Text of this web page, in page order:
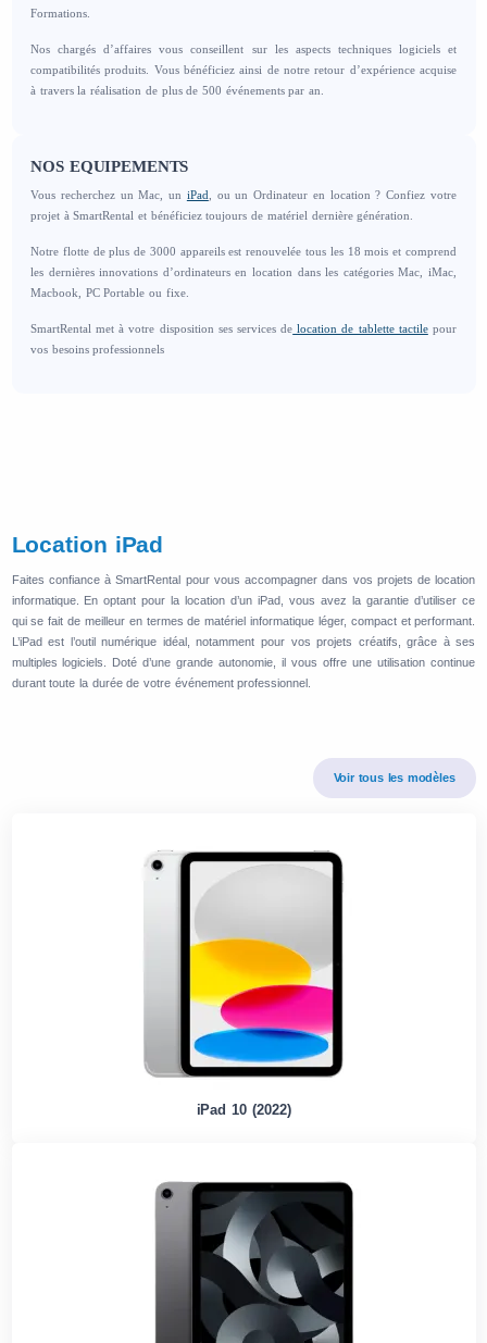
Formations.
Nos chargés d’affaires vous conseillent sur les aspects techniques logiciels et
compatibilités produits. Vous bénéficiez ainsi de notre retour d’expérience acquise
à travers la réalisation de plus de 500 événements par an.
NOS EQUIPEMENTS
Vous recherchez un Mac, un iPad , ou un Ordinateur en location ? Confiez votre
projet à SmartRental et bénéficiez toujours de matériel dernière génération.
Notre flotte de plus de 3000 appareils est renouvelée tous les 18 mois et comprend
les dernières innovations d’ordinateurs en location dans les catégories Mac, iMac,
Macbook, PC Portable ou fixe.
SmartRental met à votre disposition ses services de location de tablette tactilepour
vos besoins professionnels
Location iPad
Faites confiance à SmartRental pour vous accompagner dans vos projets de location
informatique. En optant pour la location d’un iPad, vous avez la garantie d’utiliser ce
qui se fait de meilleur en termes de matériel informatique léger, compact et performant.
L’iPad est l’outil numérique idéal, notamment pour vos projets créatifs, grâce à ses
multiples logiciels. Doté d’une grande autonomie, il vous offre une utilisation continue
durant toute la durée de votre événement professionnel.
Voir tous les modèles
iPad 10 (2022)